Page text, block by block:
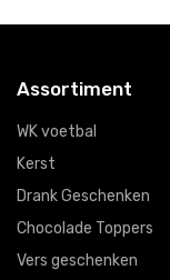
Assortiment
WK voetbal
Kerst
Drank Geschenken
Chocolade Toppers
Vers geschenken